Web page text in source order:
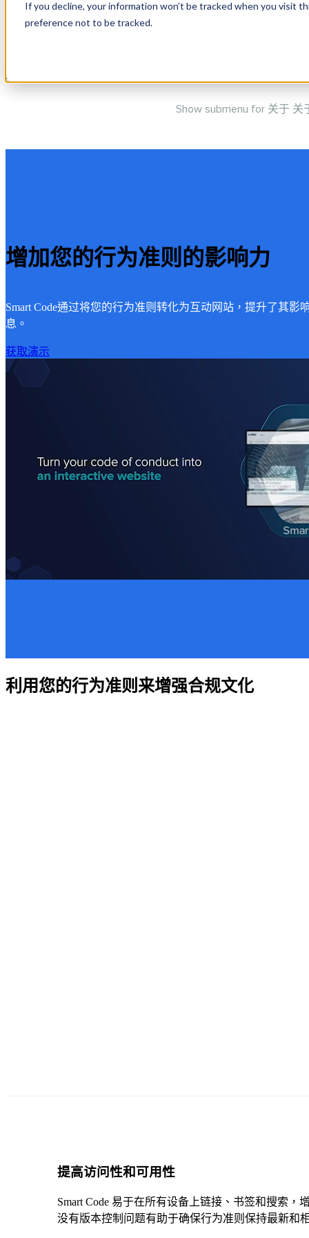
If you decline, your information won’t be tracked when you visit
preference not to be tracked.
Show submenu for 关于 关
增加您的行为准则的影响力
Smart Code通过将您的行为准则转化为互动网站，提升了其
息。
获取演示
利用您的行为准则来增强合规文化
提高访问性和可用性
Smart Code 易于在所有设备上链接、书签和搜索
没有版本控制问题有助于确保行为准则保持最新和